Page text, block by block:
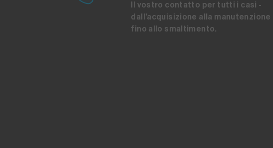
Il vostro contatto per tutti i casi -
dall'acquisizione alla manutenzione
fino allo smaltimento.